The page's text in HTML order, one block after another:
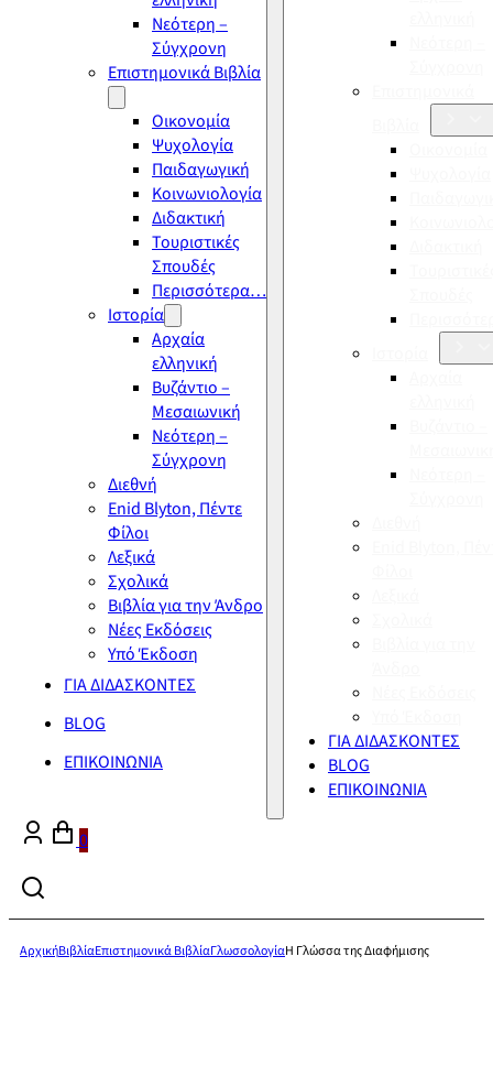
Νεότερη –
Σύγχρονη
Επιστημονικά Βιβλία
Οικονομία
Ψυχολογία
Παιδαγωγική
Κοινωνιολογία
Διδακτική
Τουριστικές
Σπουδές
Περισσότερα…
Ιστορία
Αρχαία
ελληνική
Βυζάντιο –
Μεσαιωνική
Νεότερη –
Σύγχρονη
Διεθνή
Enid Blyton, Πέντε
Φίλοι
Λεξικά
Σχολικά
Βιβλία για την Άνδρο
Νέες Εκδόσεις
Υπό Έκδοση
ΓΙΑ ΔΙΔΑΣΚΟΝΤΕΣ
BLOG
ΕΠΙΚΟΙΝΩΝΙΑ
ΓΙΑ ΔΙΔΑΣΚΟΝΤΕΣ
BLOG
ΕΠΙΚΟΙΝΩΝΙΑ
0
ΑρχικήΒιβλίαΕπιστημονικά ΒιβλίαΓλωσσολογίαΗ Γλώσσα της Διαφήμισης